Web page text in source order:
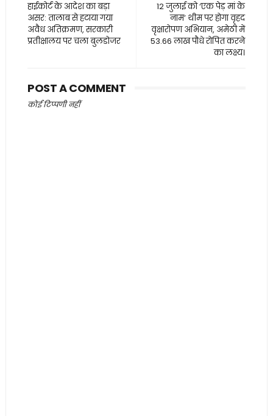
12 जुलाई को ‘एक पेड़ मां के
नाम’ थीम पर होगा वृहद
वृक्षारोपण अभियान, अमेठी में
53.66 लाख पौधे रोपित करने
का लक्ष्य।
हाईकोर्ट के आदेश का बड़ा
असर: तालाब से हटाया गया
अवैध अतिक्रमण, सरकारी
प्रतीक्षालय पर चला बुलडोजर
POST A COMMENT
कोई टिप्पणी नहीं